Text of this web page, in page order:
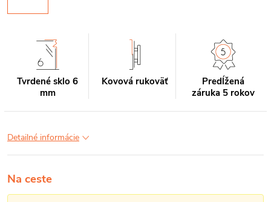
Tvrdené sklo 6
mm
Kovová rukoväť
Predĺžená
záruka 5 rokov
Detailné informácie
Na ceste